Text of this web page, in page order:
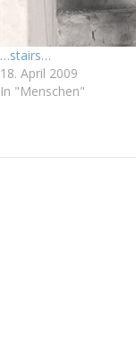
…stairs…
18. April 2009
In "Menschen"